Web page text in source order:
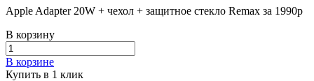
Apple Adapter 20W + чехол + защитное стекло Remax за 1990р
В корзину
В корзине
Купить в 1 клик